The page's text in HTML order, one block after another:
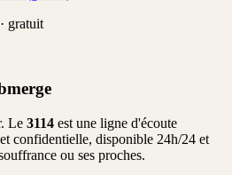
gratuit
Le 3114 est une ligne d'écoute
confidentielle, disponible 24h/24 et
ou ses proches.